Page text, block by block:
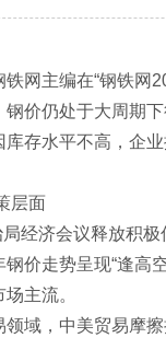
铁网主编在“钢铁网
钢价仍处于大周期
库存水平不高，企
层面
经济会议释放积
钢价走势呈现“逢高
主流。
领域，中美贸易摩